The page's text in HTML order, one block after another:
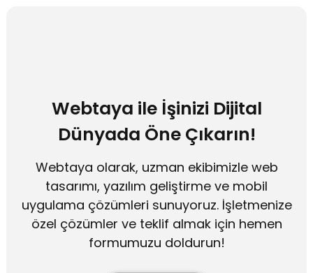
Webtaya ile İşinizi Dijital
Dünyada Öne Çıkarın!
Webtaya olarak, uzman ekibimizle web
tasarımı, yazılım geliştirme ve mobil
uygulama çözümleri sunuyoruz. İşletmenize
özel çözümler ve teklif almak için hemen
formumuzu doldurun!